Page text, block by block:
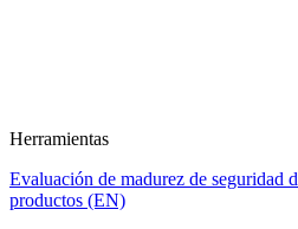
Herramientas
Evaluación de madurez de seguridad
productos (EN)